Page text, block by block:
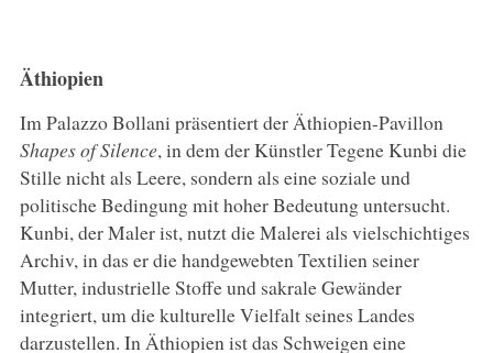
Äthiopien
Im Palazzo Bollani präsentiert der Äthiopien-Pavillon
Shapes of Silence, in dem der Künstler Tegene Kunbi die
Stille nicht als Leere, sondern als eine soziale und
politische Bedingung mit hoher Bedeutung untersucht.
Kunbi, der Maler ist, nutzt die Malerei als vielschichtiges
Archiv, in das er die handgewebten Textilien seiner
Mutter, industrielle Stoffe und sakrale Gewänder
integriert, um die kulturelle Vielfalt seines Landes
darzustellen. In Äthiopien ist das Schweigen eine